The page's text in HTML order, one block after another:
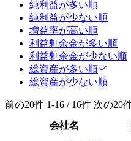
純利益が多い順
純利益が少ない順
増益率が高い順
利益剰余金が多い順
利益剰余金が少ない順
総資産が多い順
総資産が少ない順
前の20件 1-16 / 16件 次の20
会社名